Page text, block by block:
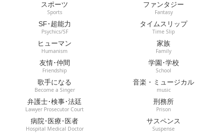
スポーツ
Sports
ファンタジー
Fantasy
SF･超能力
Psychics/SF
タイムスリップ
Time Slip
ヒューマン
Humanism
家族
Family
友情･仲間
Friendship
学園･学校
School
歌手になる
Become a Singer
音楽・ミュージカル
music
弁護士･検事･法廷
Lawyer Prosecutor Court
刑務所
Prison
病院･医療･医者
Hospital Medical Doctor
サスペンス
Suspense